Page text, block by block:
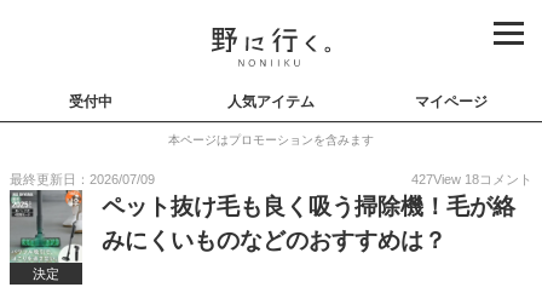
受付中 人気アイテム マイページ
本ページはプロモーションを含みます
最終更新日：2026/07/09 427View 18コメント
決定
ペット抜け毛も良く吸う掃除機！毛が絡
みにくいものなどのおすすめは？